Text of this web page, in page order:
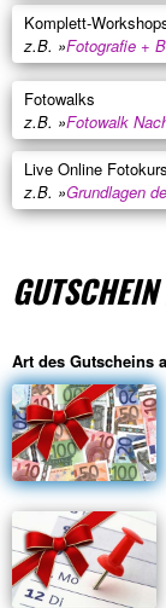
Komplett-
z.B. »Fotografie +
Fotowalks
z.B. »Fotowalk
Live Online
z.B. »Grundlagen
Art des Gutscheins